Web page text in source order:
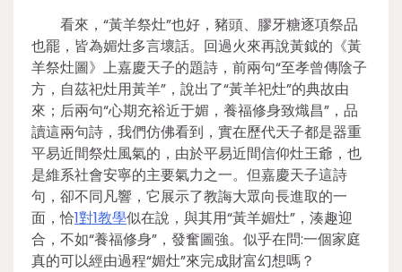
看來，“黃羊祭灶”也好，豬頭、膠牙糖逐項祭品
也罷，皆為媚灶多言壞話。回過火來再說黃鉞的《黃
羊祭灶圖》上嘉慶天子的題詩，前兩句“至孝曾傳陰子
方，自茲祀灶用黃羊”，說出了“黃羊祀灶”的典故由
來；后兩句“心期充裕近于媚，養福修身致熾昌”，品
讀這兩句詩，我們仿佛看到，實在歷代天子都是器重
平易近間祭灶風氣的，由於平易近間信仰灶王爺，也
是維系社會安寧的主要氣力之一。但嘉慶天子這詩
句，卻不同凡響，它展示了教誨大眾向長進取的一
面，恰1對1教學似在說，與其用“黃羊媚灶”，湊趣迎
合，不如“養福修身”，發奮圖強。似乎在問:一個家庭
真的可以經由過程“媚灶”來完成財富幻想嗎？